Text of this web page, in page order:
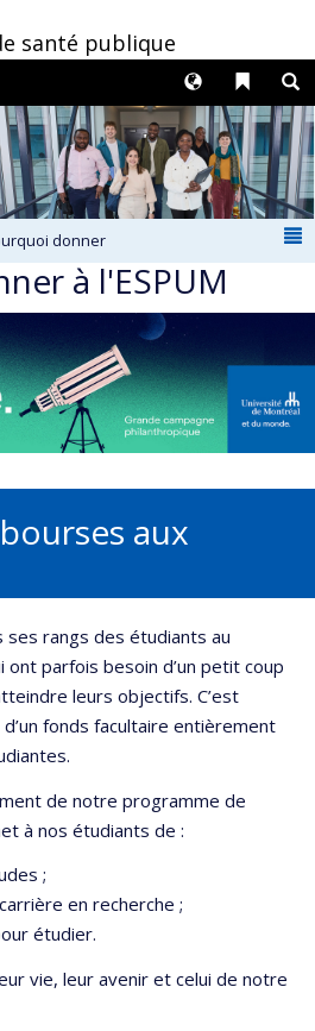
santé publique
Liens
Langues
donner
à l'ESPUM
aux
rangs des étudiants au
parfois besoin d’un petit coup
leurs objectifs. C’est
fonds facultaire entièrement
de notre programme de
à nos étudiants de :
;
en recherche ;
étudier.
vie, leur avenir et celui de notre